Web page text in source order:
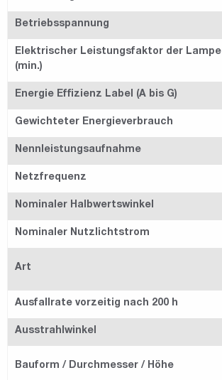
Betriebsspannung
Elektrischer Leistungsfaktor der Lampe
(min.)
Energie Effizienz Label (A bis G)
Gewichteter Energieverbrauch
Nennleistungsaufnahme
Netzfrequenz
Nominaler Halbwertswinkel
Nominaler Nutzlichtstrom
Art
Ausfallrate vorzeitig nach 200 h
Ausstrahlwinkel
Bauform / Durchmesser / Höhe